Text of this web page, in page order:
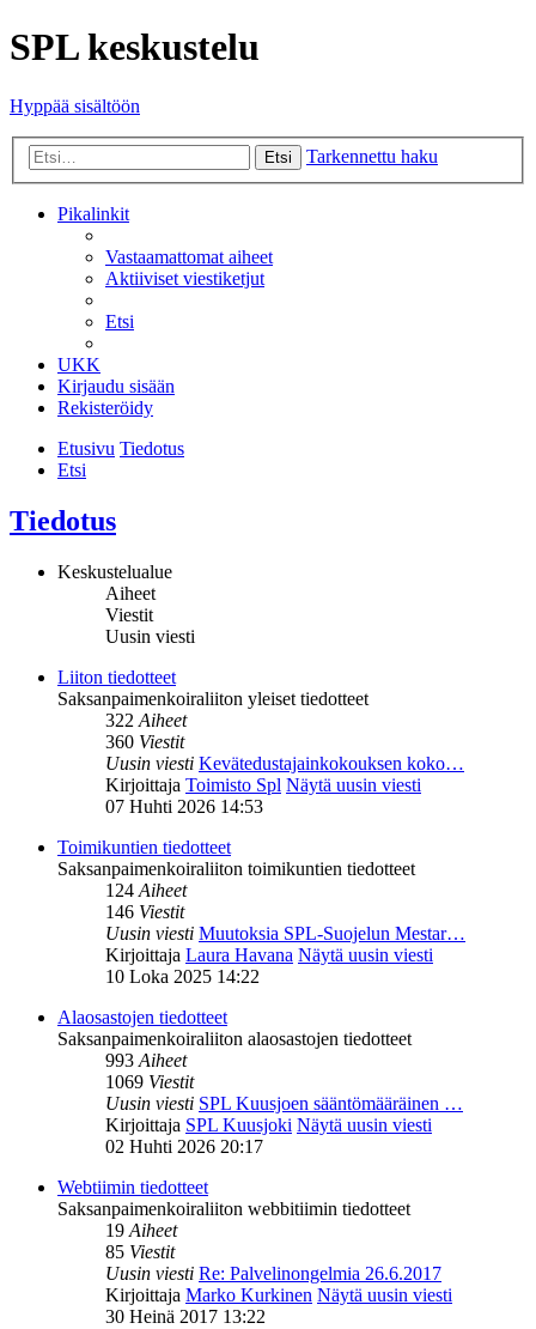
SPL keskustelu
Hyppää sisältöön
Etsi Tarkennettu haku
Pikalinkit
Vastaamattomat aiheet
Aktiiviset viestiketjut
Etsi
UKK
Kirjaudu sisään
Rekisteröidy
Etusivu Tiedotus
Etsi
Tiedotus
Keskustelualue
Aiheet
Viestit
Uusin viesti
Liiton tiedotteet
Saksanpaimenkoiraliiton yleiset tiedotteet
322 Aiheet
360 Viestit
Uusin viesti Kevätedustajainkokouksen koko…
Kirjoittaja Toimisto Spl Näytä uusin viesti
07 Huhti 2026 14:53
Toimikuntien tiedotteet
Saksanpaimenkoiraliiton toimikuntien tiedotteet
124 Aiheet
146 Viestit
Uusin viesti Muutoksia SPL-Suojelun Mestar…
Kirjoittaja Laura Havana Näytä uusin viesti
10 Loka 2025 14:22
Alaosastojen tiedotteet
Saksanpaimenkoiraliiton alaosastojen tiedotteet
993 Aiheet
1069 Viestit
Uusin viesti SPL Kuusjoen sääntömääräinen …
Kirjoittaja SPL Kuusjoki Näytä uusin viesti
02 Huhti 2026 20:17
Webtiimin tiedotteet
Saksanpaimenkoiraliiton webbitiimin tiedotteet
19 Aiheet
85 Viestit
Uusin viesti Re: Palvelinongelmia 26.6.2017
Kirjoittaja Marko Kurkinen Näytä uusin viesti
30 Heinä 2017 13:22